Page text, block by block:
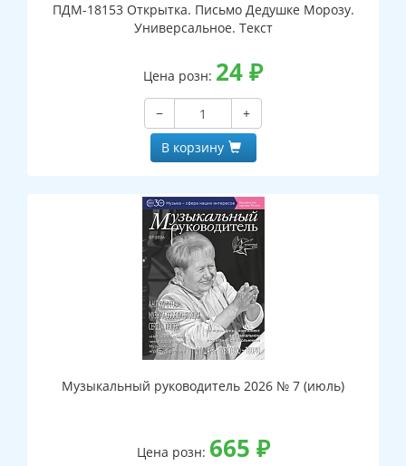
ПДМ-18153 Открытка. Письмо Дедушке Морозу.
Универсальное. Текст
Цена розн: 24₽
−
+
В корзину
Музыкальный руководитель 2026 № 7 (июль)
Цена розн: 665 ₽